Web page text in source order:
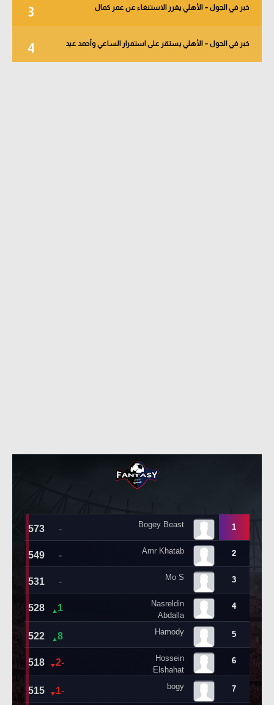
3 خبر في الجول – الأهلي يقرر الاستنغاء عن عمر كمال
4 خبر في الجول – الأهلي يستقر على استمرار الساعي وأحمد عيد